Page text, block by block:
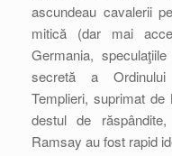
ascundeau cavalerii
mitică (dar mai
Germania,
secretă a Ordinului
Templieri, suprimat
destul de
Ramsay au fost rapid